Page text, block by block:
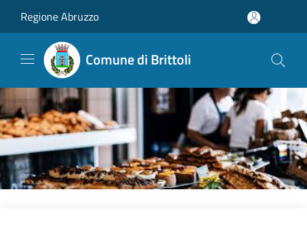
Regione Abruzzo
Comune di Brittoli